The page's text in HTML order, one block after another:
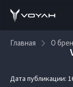
Главная О
Дата публикации: